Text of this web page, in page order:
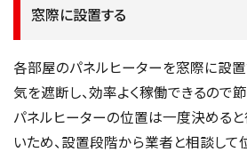
窓際に設置する
各部屋のパネルヒーターを窓際に設置
気を遮断し、効率よく稼働できるので
パネルヒーターの位置は一度決める
いため、設置段階から業者と相談して